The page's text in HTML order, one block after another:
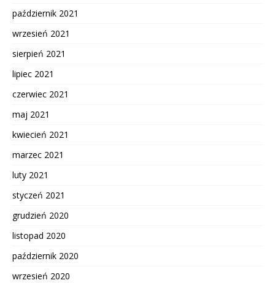
październik 2021
wrzesień 2021
sierpień 2021
lipiec 2021
czerwiec 2021
maj 2021
kwiecień 2021
marzec 2021
luty 2021
styczeń 2021
grudzień 2020
listopad 2020
październik 2020
wrzesień 2020